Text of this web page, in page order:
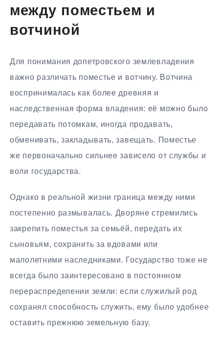
между поместьем и
вотчиной
Для понимания допетровского землевладения
важно различать поместье и вотчину. Вотчина
воспринималась как более древняя и
наследственная форма владения: её можно было
передавать потомкам, иногда продавать,
обменивать, закладывать, завещать. Поместье
же первоначально сильнее зависело от службы и
воли государства.
Однако в реальной жизни граница между ними
постепенно размывалась. Дворяне стремились
закрепить поместья за семьёй, передать их
сыновьям, сохранить за вдовами или
малолетними наследниками. Государство тоже не
всегда было заинтересовано в постоянном
перераспределении земли: если служилый род
сохранял способность служить, ему было удобнее
оставить прежнюю земельную базу.